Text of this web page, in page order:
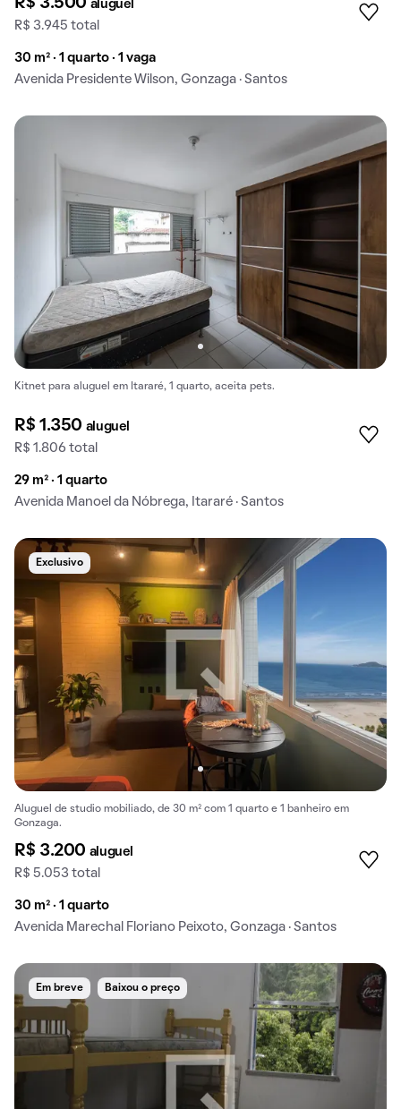
R$ 3.500 aluguel
R$ 3.945 total
30 m² · 1 quarto · 1 vaga
Avenida Presidente Wilson, Gonzaga · Santos
Kitnet para aluguel em Itararé, 1 quarto, aceita pets.
R$ 1.350 aluguel
R$ 1.806 total
29 m² · 1 quarto
Avenida Manoel da Nóbrega, Itararé · Santos
Exclusivo
Aluguel de studio mobiliado, de 30 m² com 1 quarto e 1 banheiro em
Gonzaga.
R$ 3.200 aluguel
R$ 5.053 total
30 m² · 1 quarto
Avenida Marechal Floriano Peixoto, Gonzaga · Santos
Em breve Baixou o preço